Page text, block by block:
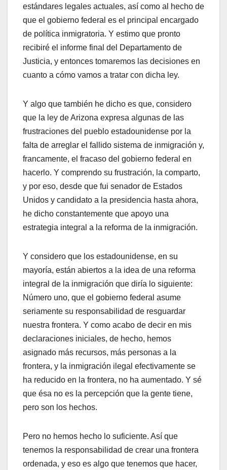
estándares legales actuales, así como al hecho de
que el gobierno federal es el principal encargado
de política inmigratoria. Y estimo que pronto
recibiré el informe final del Departamento de
Justicia, y entonces tomaremos las decisiones en
cuanto a cómo vamos a tratar con dicha ley.
Y algo que también he dicho es que, considero
que la ley de Arizona expresa algunas de las
frustraciones del pueblo estadounidense por la
falta de arreglar el fallido sistema de inmigración y,
francamente, el fracaso del gobierno federal en
hacerlo. Y comprendo su frustración, la comparto,
y por eso, desde que fui senador de Estados
Unidos y candidato a la presidencia hasta ahora,
he dicho constantemente que apoyo una
estrategia integral a la reforma de la inmigración.
Y considero que los estadounidense, en su
mayoría, están abiertos a la idea de una reforma
integral de la inmigración que diría lo siguiente:
Número uno, que el gobierno federal asume
seriamente su responsabilidad de resguardar
nuestra frontera. Y como acabo de decir en mis
declaraciones iniciales, de hecho, hemos
asignado más recursos, más personas a la
frontera, y la inmigración ilegal efectivamente se
ha reducido en la frontera, no ha aumentado. Y sé
que ésa no es la percepción que la gente tiene,
pero son los hechos.
Pero no hemos hecho lo suficiente. Así que
tenemos la responsabilidad de crear una frontera
ordenada, y eso es algo que tenemos que hacer,